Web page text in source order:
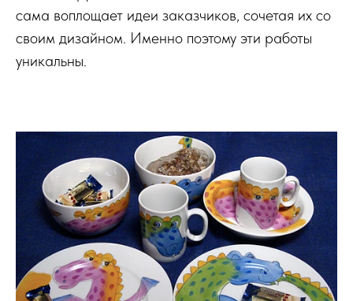
сама воплощает идеи заказчиков, сочетая их со
своим дизайном. Именно поэтому эти работы
уникальны.